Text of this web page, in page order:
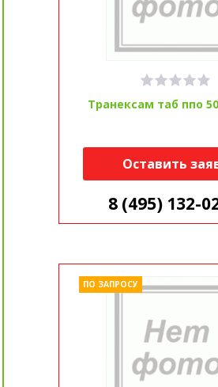
Транексам таб ппо
Оставить
8 (495) 132-
ПО ЗАПРОСУ